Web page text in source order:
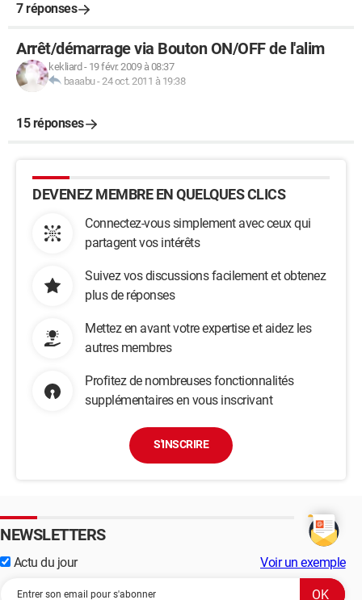
7 réponses
Arrêt/démarrage via Bouton ON/OFF de l'alim
kekliard - 19 févr. 2009 à 08:37
baaabu-24 oct. 2011 à 19:38
15 réponses
DEVENEZ MEMBRE EN QUELQUES CLICS
Connectez-vous simplement avec ceux qui
partagent vos intérêts
Suivez vos discussions facilement et obtenez
plus de réponses
Mettez en avant votre expertise et aidez les
autres membres
Profitez de nombreuses fonctionnalités
supplémentaires en vous inscrivant
S'INSCRIRE
NEWSLETTERS
Actu du jour Voir un exemple